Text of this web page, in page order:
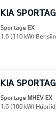
KIA
Sportage EX
1.6 (110 kW)
KIA
Sportage MHEV EX
1.6 (100 kW)